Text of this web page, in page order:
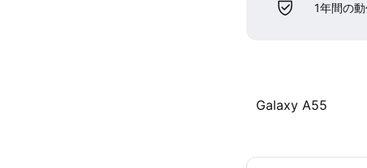
1年間の
Galaxy A55